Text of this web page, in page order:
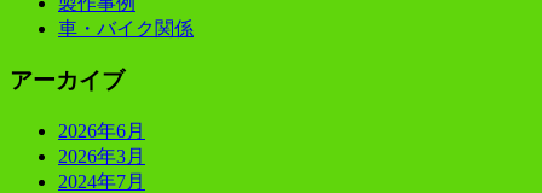
車・バイク関係
アーカイブ
2026年6月
2026年3月
2024年7月